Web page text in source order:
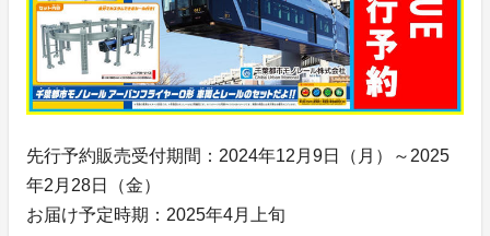
先行予約販売受付期間：2024年12月9日（月）～2025
年2月28日（金）
お届け予定時期：2025年4月上旬